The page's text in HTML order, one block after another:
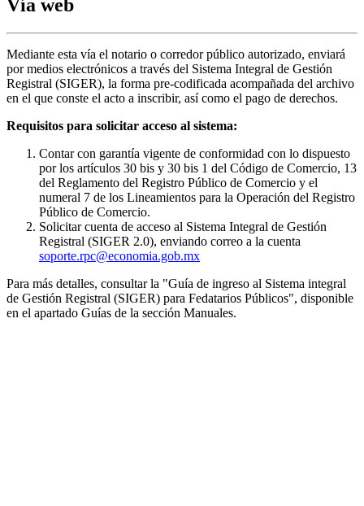
Vía web
Mediante esta vía el notario o corredor público autorizado, enviará
por medios electrónicos a través del Sistema Integral de Gestión
Registral (SIGER), la forma pre-codificada acompañada del archivo
en el que conste el acto a inscribir, así como el pago de derechos.
Requisitos para solicitar acceso al sistema:
Contar con garantía vigente de conformidad con lo dispuesto
por los artículos 30 bis y 30 bis 1 del Código de Comercio, 13
del Reglamento del Registro Público de Comercio y el
numeral 7 de los Lineamientos para la Operación del Registro
Público de Comercio.
Solicitar cuenta de acceso al Sistema Integral de Gestión
Registral (SIGER 2.0), enviando correo a la cuenta
soporte.rpc@economia.gob.mx
Para más detalles, consultar la "Guía de ingreso al Sistema integral
de Gestión Registral (SIGER) para Fedatarios Públicos", disponible
en el apartado Guías de la sección Manuales.